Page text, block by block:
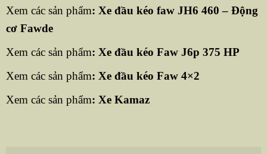
Xem các sản phẩm: Xe đầu kéo faw JH6 460 – Động
cơ Fawde
Xem các sản phẩm: Xe đầu kéo Faw J6p 375 HP
Xem các sản phẩm: Xe đầu kéo Faw 4×2
Xem các sản phẩm: Xe Kamaz